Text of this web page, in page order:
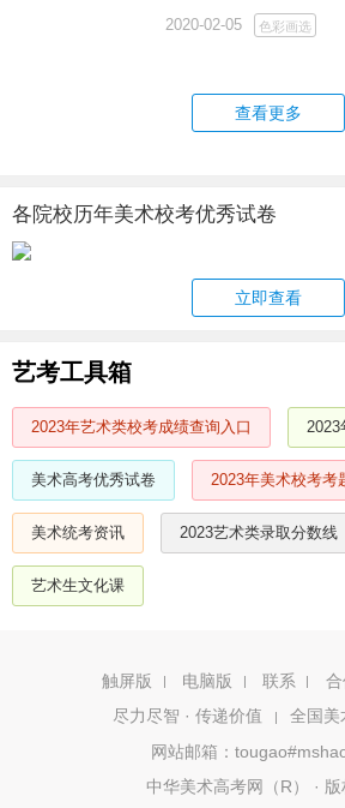
2020-02-05 色彩画选
查看更多
各院校历年美术校考优秀试卷
立即查看
艺考工具箱
2023年艺术类校考成绩查询入口 2023
美术高考优秀试卷 2023年美术校考考
美术统考资讯 2023艺术类录取分数线
艺术生文化课
触屏版 电脑版 联系
尽力尽智 · 传递价值
|
全国美
网站邮箱：
中华美术高考网（R） · 版